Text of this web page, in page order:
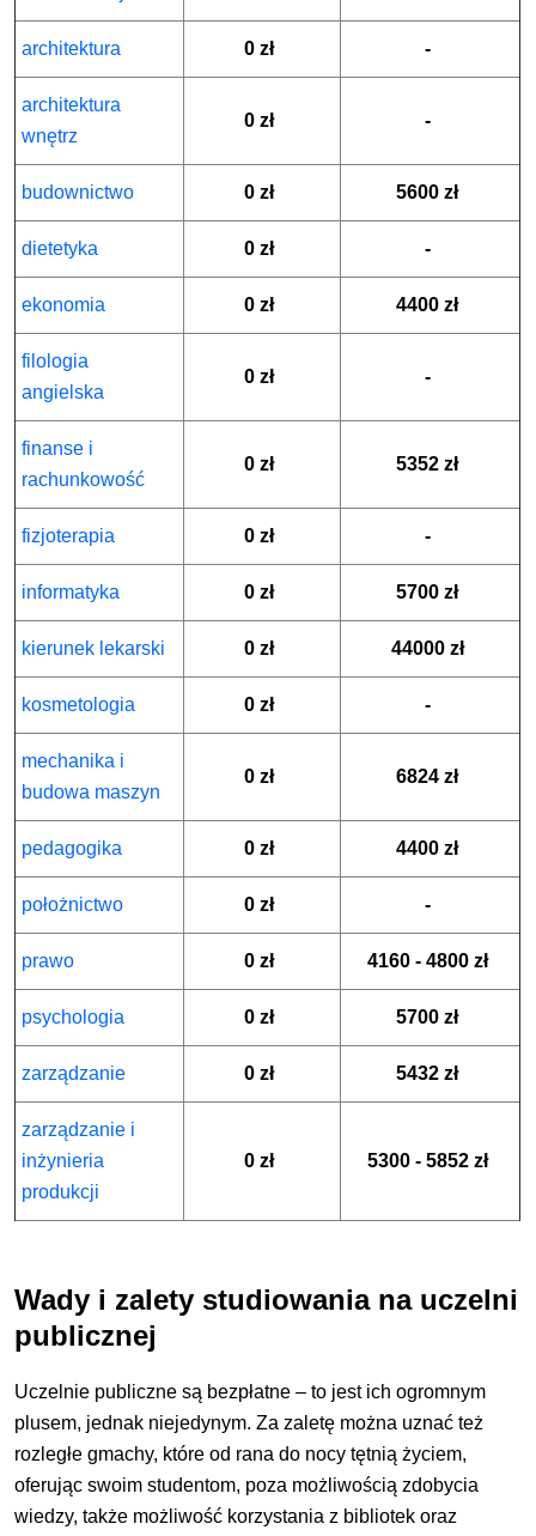
architektura 0 zł -
architektura
wnętrz
0 zł -
budownictwo 0 zł 5600 zł
dietetyka 0 zł -
ekonomia 0 zł 4400 zł
filologia
angielska
0 zł -
finanse i
rachunkowość
0 zł 5352 zł
fizjoterapia 0 zł -
informatyka 0 zł 5700 zł
kierunek lekarski 0 zł 44000 zł
kosmetologia 0 zł -
mechanika i
budowa maszyn
0 zł 6824 zł
pedagogika 0 zł 4400 zł
położnictwo 0 zł -
prawo 0 zł 4160 - 4800 zł
psychologia 0 zł 5700 zł
zarządzanie 0 zł 5432 zł
zarządzanie i
inżynieria
produkcji
0 zł 5300 - 5852 zł
Wady i zalety studiowania na uczelni
publicznej
Uczelnie publiczne są bezpłatne – to jest ich ogromnym
plusem, jednak niejedynym. Za zaletę można uznać też
rozległe gmachy, które od rana do nocy tętnią życiem,
oferując swoim studentom, poza możliwością zdobycia
wiedzy, także możliwość korzystania z bibliotek oraz